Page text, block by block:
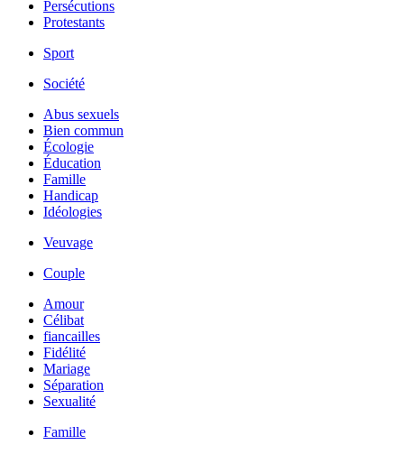
Persécutions
Protestants
Sport
Société
Abus sexuels
Bien commun
Écologie
Éducation
Famille
Handicap
Idéologies
Veuvage
Couple
Amour
Célibat
fiancailles
Fidélité
Mariage
Séparation
Sexualité
Famille